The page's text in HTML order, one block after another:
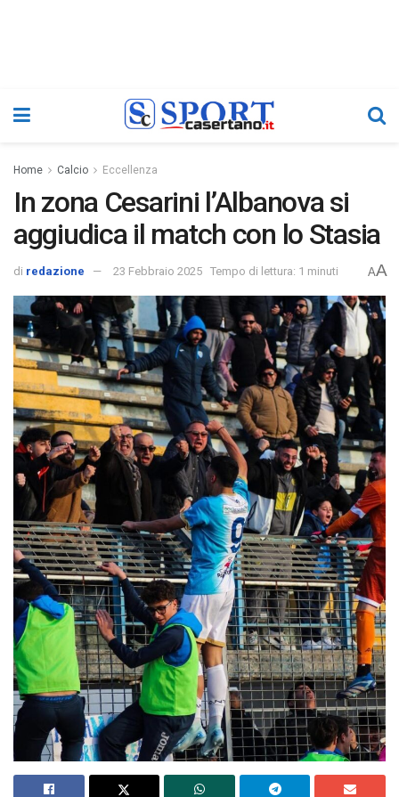
Home Calcio Eccellenza
In zona Cesarini l’Albanova si
aggiudica il match con lo Stasia
di redazione 23 Febbraio 2025 Tempo di lettura: 1 minuti AA